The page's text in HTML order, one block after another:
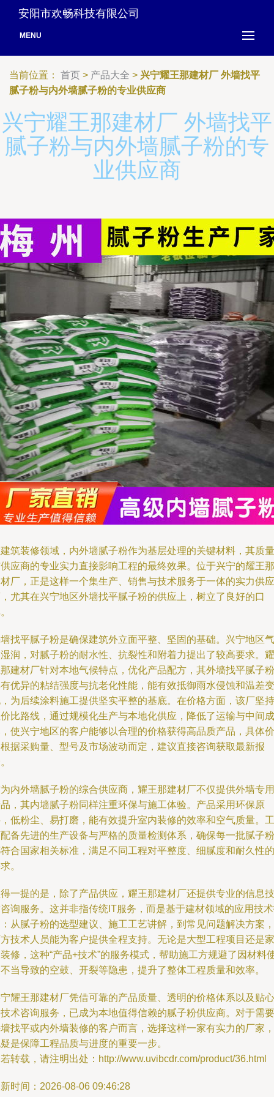
安阳市欢畅科技有限公司
MENU
当前位置： 首页 > 产品大全 > 兴宁耀王那建材厂 外墙找平
腻子粉与内外墙腻子粉的专业供应商
兴宁耀王那建材厂 外墙找平
腻子粉与内外墙腻子粉的专
业供应商
筑装修领域，内外墙腻子粉作为基层处理的关键材料，其质量
应商的专业实力直接影响工程的最终效果。位于兴宁的耀王那
厂，正是这样一个集生产、销售与技术服务于一体的实力供应
尤其在兴宁地区外墙找平腻子粉的供应上，树立了良好的口
找平腻子粉是确保建筑外立面平整、坚固的基础。兴宁地区气
润，对腻子粉的耐水性、抗裂性和附着力提出了较高要求。耀
建材厂针对本地气候特点，优化产品配方，其外墙找平腻子粉
优异的粘结强度与抗老化性能，能有效抵御雨水侵蚀和温差变
为后续涂料施工提供坚实平整的基底。在价格方面，该厂坚持
比路线，通过规模化生产与本地化供应，降低了运输与中间成
使兴宁地区的客户能够以合理的价格获得高品质产品，具体价
据采购量、型号及市场波动而定，建议直接咨询获取最新报
内外墙腻子粉的综合供应商，耀王那建材厂不仅提供外墙专用
，其内墙腻子粉同样注重环保与施工体验。产品采用环保原
低粉尘、易打磨，能有效提升室内装修的效率和空气质量。工
备先进的生产设备与严格的质量检测体系，确保每一批腻子粉
合国家相关标准，满足不同工程对平整度、细腻度和耐久性的
。
一提的是，除了产品供应，耀王那建材厂还提供专业的信息技
询服务。这并非指传统IT服务，而是基于建材领域的应用技
从腻子粉的选型建议、施工工艺讲解，到常见问题解决方案，
技术人员能为客户提供全程支持。无论是大型工程项目还是家
修，这种“产品+技术”的服务模式，帮助施工方规避了因材料
当导致的空鼓、开裂等隐患，提升了整体工程质量和效率。
耀王那建材厂凭借可靠的产品质量、透明的价格体系以及贴心
术咨询服务，已成为本地值得信赖的腻子粉供应商。对于需要
找平或内外墙装修的客户而言，选择这样一家有实力的厂家，
是保障工程品质与进度的重要一步。
转载，请注明出处：http://www.uvibcdr.com/product/36.html
时间：2026-08-06 09:46:28